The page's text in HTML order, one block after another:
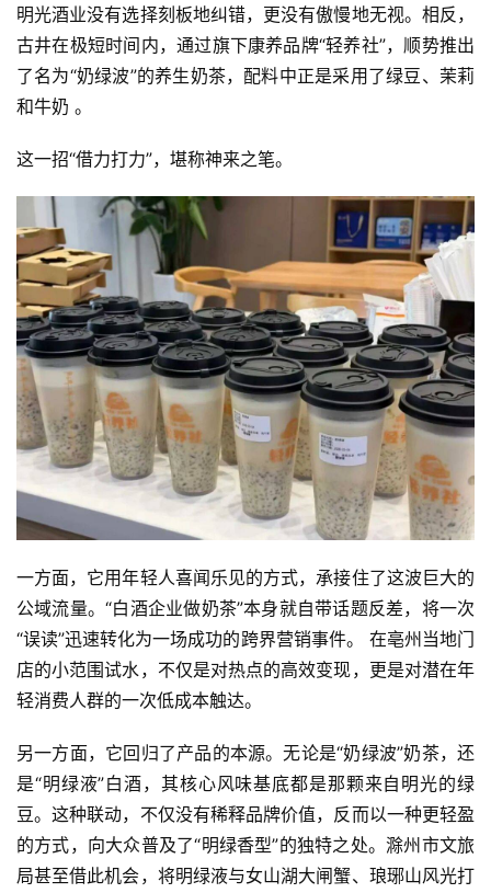
明光酒业没有选择刻板地纠错，更没有傲慢地无视。相反，
古井在极短时间内，通过旗下康养品牌“轻养社”，顺势推出
了名为“奶绿波”的养生奶茶，配料中正是采用了绿豆、茉莉
和牛奶 。
这一招“借力打力”，堪称神来之笔。
一方面，它用年轻人喜闻乐见的方式，承接住了这波巨大的
公域流量。“白酒企业做奶茶”本身就自带话题反差，将一次
“误读”迅速转化为一场成功的跨界营销事件。 在亳州当地门
店的小范围试水，不仅是对热点的高效变现，更是对潜在年
轻消费人群的一次低成本触达。
另一方面，它回归了产品的本源。无论是“奶绿波”奶茶，还
是“明绿液”白酒，其核心风味基底都是那颗来自明光的绿
豆。这种联动，不仅没有稀释品牌价值，反而以一种更轻盈
的方式，向大众普及了“明绿香型”的独特之处。滁州市文旅
局甚至借此机会，将明绿液与女山湖大闸蟹、琅琊山风光打